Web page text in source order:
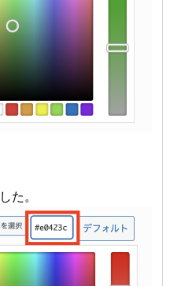
た。